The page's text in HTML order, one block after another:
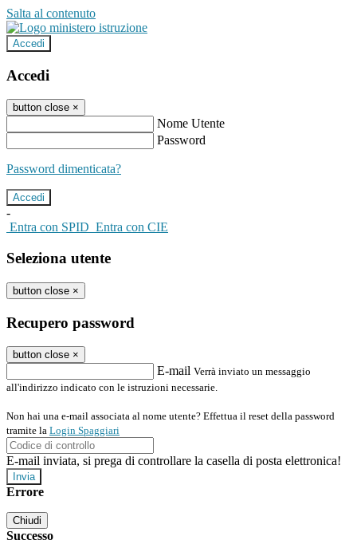
Salta al contenuto
Accedi
Accedi
button close ×
Nome Utente
Password
Password dimenticata?
-
Entra con SPID Entra con CIE
Seleziona utente
button close ×
Recupero password
button close ×
E-mail Verrà inviato un messaggio
all'indirizzo indicato con le istruzioni necessarie.
Non hai una e-mail associata al nome utente? Effettua il reset della password
tramite la Login Spaggiari
E-mail inviata, si prega di controllare la casella di posta elettronica!
Errore
Chiudi
Successo